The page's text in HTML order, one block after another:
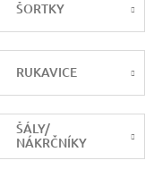
ŠORTKY
RUKAVICE
ŠÁLY/
NÁKRČNÍKY